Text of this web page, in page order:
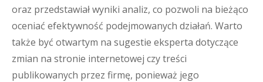
oraz przedstawiał wyniki analiz, co pozwoli na bieżąco
oceniać efektywność podejmowanych działań. Warto
także być otwartym na sugestie eksperta dotyczące
zmian na stronie internetowej czy treści
publikowanych przez firmę, ponieważ jego